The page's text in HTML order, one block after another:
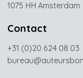
1075 HH Amsterdam
Contact
+31 (0)20 624 08 03